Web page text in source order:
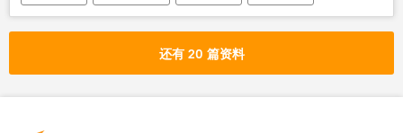
生日
俄罗斯
还有 20 篇资料